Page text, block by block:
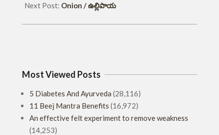
Next Post: Onion / ఉల్లిపాయ
Most Viewed Posts
5 Diabetes And Ayurveda (28,116)
11 Beej Mantra Benefits (16,972)
An effective felt experiment to remove weakness
(14,253)